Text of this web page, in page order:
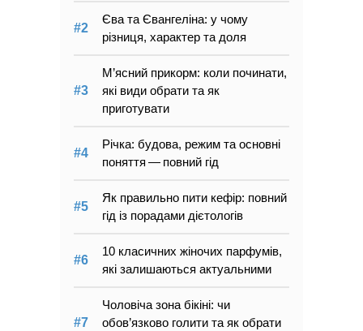
Єва та Євангеліна: у чому
різниця, характер та доля
М’ясний прикорм: коли починати,
які види обрати та як
приготувати
Річка: будова, режим та основні
поняття — повний гід
Як правильно пити кефір: повний
гід із порадами дієтологів
10 класичних жіночих парфумів,
які залишаються актуальними
Чоловіча зона бікіні: чи
обов’язково голити та як обрати